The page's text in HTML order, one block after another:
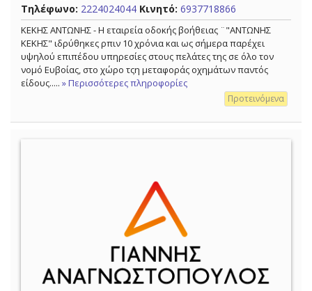
Τηλέφωνο: 2224024044 Κινητό: 6937718866
ΚΕΚΗΣ ΑΝΤΩΝΗΣ - Η εταιρεία οδοκής βοήθειας ¨"ΑΝΤΩΝΗΣ
ΚΕΚΗΣ" ιδρύθηκες ρπιν 10 χρόνια και ως σήμερα παρέχει
υψηλού επιπέδου υπηρεσίες στους πελάτες της σε όλο τον
νομό Ευβοίας, στο χώρο τςη μεταφοράς οχημάτων παντός
είδους..... » Περισσότερες πληροφορίες
Προτεινόμενα